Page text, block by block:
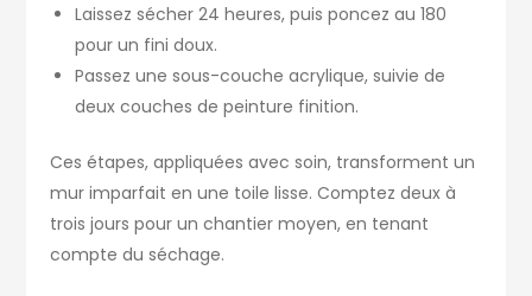
Laissez sécher 24 heures, puis poncez au 180
pour un fini doux.
Passez une sous-couche acrylique, suivie de
deux couches de peinture finition.
Ces étapes, appliquées avec soin, transforment un
mur imparfait en une toile lisse. Comptez deux à
trois jours pour un chantier moyen, en tenant
compte du séchage.